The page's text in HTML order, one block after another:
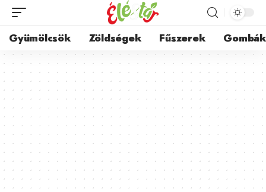
Gyümölcsök Zöldségek Fűszerek Gombák